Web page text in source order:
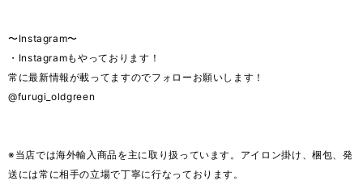
〜Instagram〜
・Instagramもやっております！
常に最新情報が載ってますのでフォローお願いします！
@furugi_oldgreen
※当店では海外輸入商品を主に取り扱っています。アイロン掛け、梱包、発
送には常に相手の立場で丁寧に行なっております。